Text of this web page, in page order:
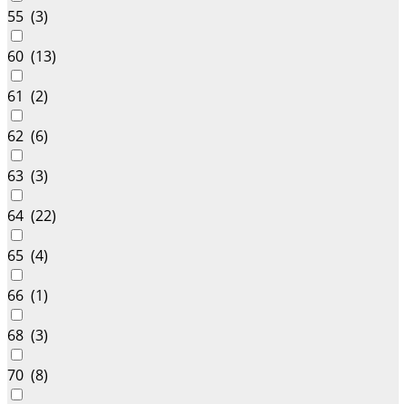
55 (3)
60 (13)
61 (2)
62 (6)
63 (3)
64 (22)
65 (4)
66 (1)
68 (3)
70 (8)